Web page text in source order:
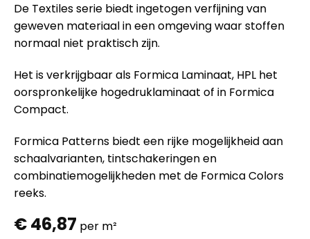
De Textiles serie biedt ingetogen verfijning van
geweven materiaal in een omgeving waar stoffen
normaal niet praktisch zijn.
Het is verkrijgbaar als Formica Laminaat, HPL het
oorspronkelijke hogedruklaminaat of in Formica
Compact.
Formica Patterns biedt een rijke mogelijkheid aan
schaalvarianten, tintschakeringen en
combinatiemogelijkheden met de Formica Colors
reeks.
€46,87 per m²